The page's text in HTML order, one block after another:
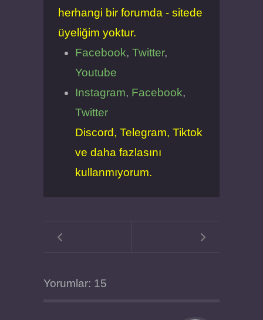
herhangi bir forumda - sitede
üyeliğim yoktur.
Facebook, Twitter,
Youtube
Instagram, Facebook,
Twitter
Discord, Telegram, Tiktok
ve daha fazlasını
kullanmıyorum.
Yorumlar: 15